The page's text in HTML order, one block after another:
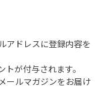
アドレスに登録内容を
が付与されます。
ールマガジンをお届け